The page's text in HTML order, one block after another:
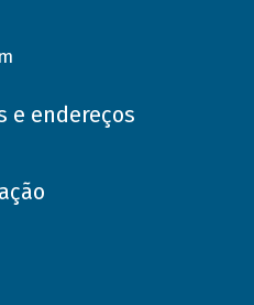
e endereços